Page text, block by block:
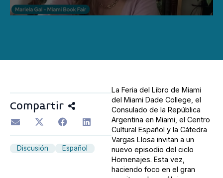
19
Compartir
Discusión Español
La Feria del Libro de Miami
del Miami Dade College, el
Consulado de la República
Argentina en Miami, el Centro
Cultural Español y la Cátedra
Vargas Llosa invitan a un
nuevo episodio del ciclo
Homenajes. Esta vez,
haciendo foco en el gran